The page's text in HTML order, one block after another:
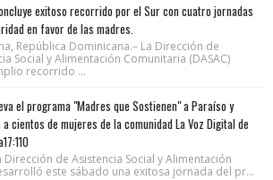
exitoso recorrido por el Sur con cuatro jornadas
en favor de las madres.
República Dominicana.– La Dirección de
Social y Alimentación Comunitaria (DASAC)
recorrido ...
el programa "Madres que Sostienen" a Paraíso y
cientos de mujeres de la comunidad La Voz Digital de
Dirección de Asistencia Social y Alimentación
este sábado una exitosa jornada del pr...